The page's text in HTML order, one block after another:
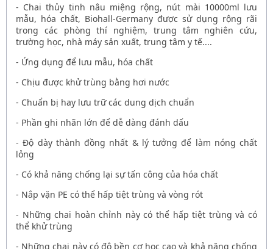
- Chai thủy tinh nâu miệng rộng, nút mài 10000ml lưu
mẫu, hóa chất, Biohall-Germany được sử dụng rộng rãi
trong các phòng thí nghiệm, trung tâm nghiên cứu,
trường học, nhà máy sản xuất, trung tâm y tế....
- Ứng dụng để lưu mẫu, hóa chất
- Chịu được khử trùng bằng hơi nước
- Chuẩn bị hay lưu trữ các dung dịch chuẩn
- Phần ghi nhãn lớn để dễ dàng đánh dấu
- Độ dày thành đồng nhất & lý tưởng để làm nóng chất
lỏng
- Có khả năng chống lại sự tấn công của hóa chất
- Nắp vặn PE có thể hấp tiệt trùng và vòng rót
- Những chai hoàn chỉnh này có thể hấp tiệt trùng và có
thể khử trùng
- Những chai này có độ bền cơ học cao và khả năng chống